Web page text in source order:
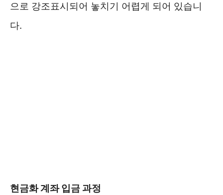
으로 강조표시되어 놓치기 어렵게 되어 있습니
다.
현금화 계좌 입금 과정